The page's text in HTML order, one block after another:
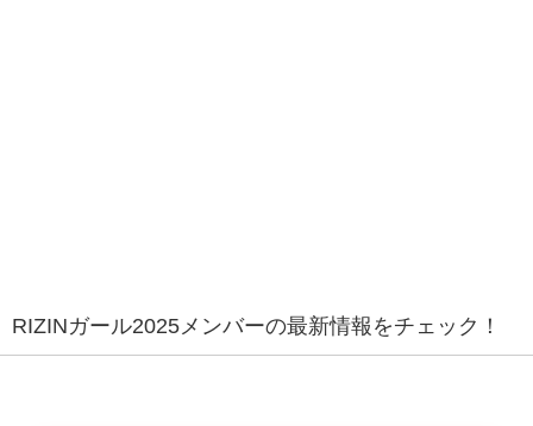
RIZINガール2025メンバーの最新情報をチェック！